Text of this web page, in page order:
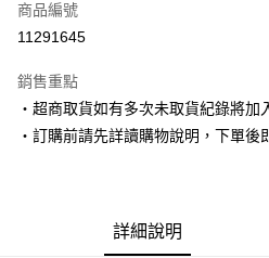
超商取貨付款
Apple Pay
街口支付
商品編號
11291645
銷售重點
‧超商取貨如有多次未取貨紀錄將加
‧訂購前請先詳讀購物說明，下單後
詳細說明